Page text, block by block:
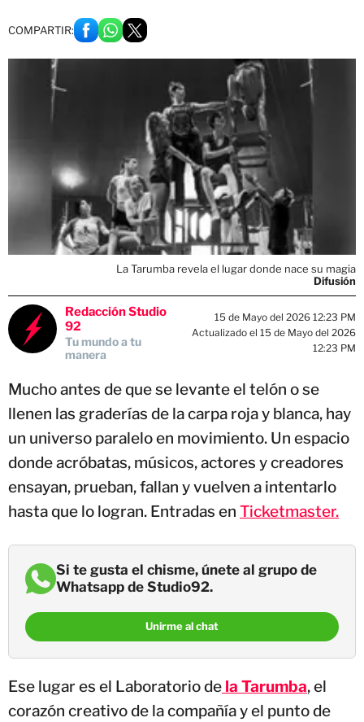
COMPARTIR:
La Tarumba revela el lugar donde nace su magia
Difusión
Redacción Studio
92
Tu mundo a tu
manera
15 de Mayo del 2026 12:23 PM
Actualizado el 15 de Mayo del 2026
12:23 PM
Mucho antes de que se levante el telón o se
llenen las graderías de la carpa roja y blanca, hay
un universo paralelo en movimiento. Un espacio
donde acróbatas, músicos, actores y creadores
ensayan, prueban, fallan y vuelven a intentarlo
hasta que lo logran. Entradas en Ticketmaster.
Si te gusta el chisme, únete al grupo de
Whatsapp de Studio92.
Unirme al chat
Ese lugar es el Laboratorio de la Tarumba, el
corazón creativo de la compañía y el punto de